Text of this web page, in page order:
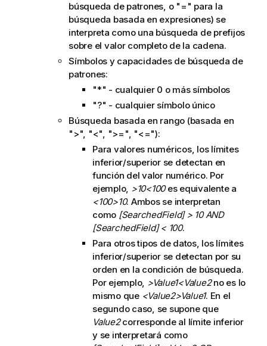
búsqueda de patrones, o "=" para la
búsqueda basada en expresiones) se
interpreta como una búsqueda de prefijos
sobre el valor completo de la cadena.
Símbolos y capacidades de búsqueda de
patrones:
"*" - cualquier 0 o más símbolos
"?" - cualquier símbolo único
Búsqueda basada en rango (basada en
">", "<", ">=", "<="):
Para valores numéricos, los límites
inferior/superior se detectan en
función del valor numérico. Por
ejemplo, >10<100es equivalente a
<100>10. Ambos se interpretan
como [SearchedField] > 10 AND
[SearchedField] < 100.
Para otros tipos de datos, los límites
inferior/superior se detectan por su
orden en la condición de búsqueda.
Por ejemplo, >Value1<Value2no es lo
mismo que <Value2>Value1. En el
segundo caso, se supone que
Value2corresponde al límite inferior
y se interpretará como